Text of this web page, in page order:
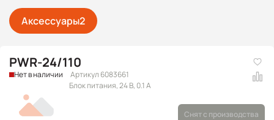
Аксессуары2
PWR-24/110
Нет в наличии
Артикул 6083661
Блок питания, 24 В, 0.1 А
Снят с производства